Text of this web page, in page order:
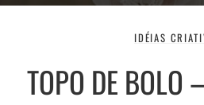
t
e
t
o
t
a
IDÉIAS
TOPO DE BOLO